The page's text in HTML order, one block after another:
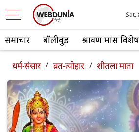
समाचार बॉलीवुड श्रावण मास विशेष
Sat,
धर्म-संसार / व्रत-त्योहार / शीतला माता